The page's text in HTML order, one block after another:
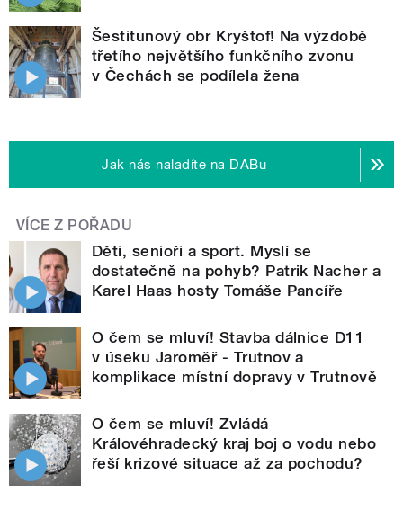
Šestitunový obr Kryštof! Na výzdobě
třetího největšího funkčního zvonu
v Čechách se podílela žena
Jak nás naladíte na DABu
VÍCE Z POŘADU
Děti, senioři a sport. Myslí se
dostatečně na pohyb? Patrik Nacher a
Karel Haas hosty Tomáše Pancíře
O čem se mluví! Stavba dálnice D11
v úseku Jaroměř - Trutnov a
komplikace místní dopravy v Trutnově
O čem se mluví! Zvládá
Královéhradecký kraj boj o vodu nebo
řeší krizové situace až za pochodu?